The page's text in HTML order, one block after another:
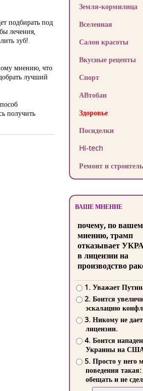
подбирать под
лечения,
зуб!
мнению, что
лучший
получить
Земля-кормилица
Вселенная
Салон красоты
Вкусные рецепты
Спорт
АВтобан
Здоровье
Посиделки
Hi-tech
Ремонт и
ВАШЕ МНЕНИЕ
почему, по
мнению, трамп
отказывает
в лицензии на
производство
1. Уважает
2. Боится
эскалацию
3. Никому не
лицензии.
4. Боится
Украины на
5. Просто у него
поведения такая:
обещать и не